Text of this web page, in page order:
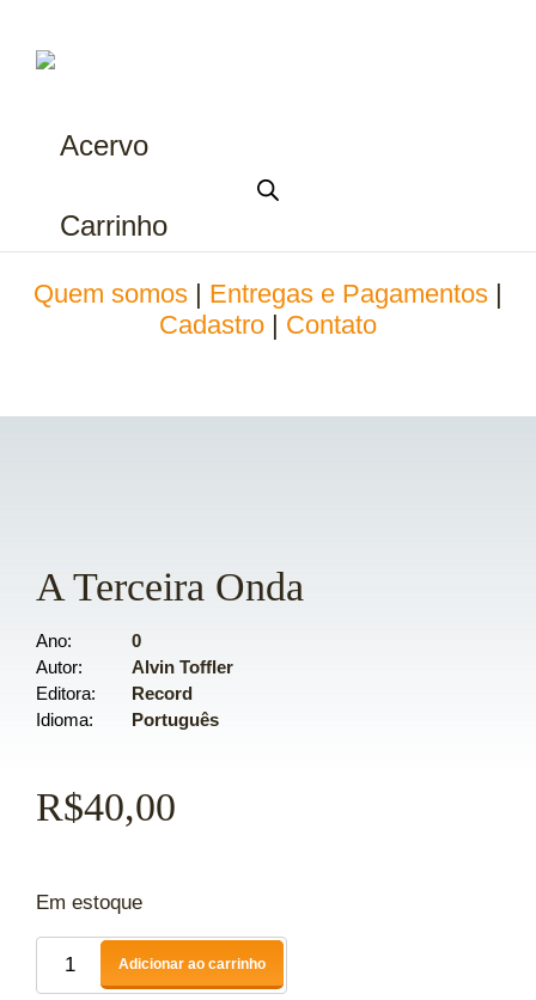
Acervo
Carrinho
Quem somos Entregas e Pagamentos
Cadastro
Contato
A Terceira Onda
Ano
0
Autor
Alvin Toffler
Editora
Record
Idioma
Português
R$40,00
Em estoque
Adicionar ao carrinho